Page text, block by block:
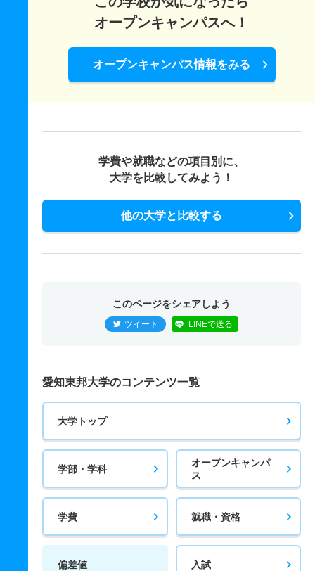
オープンキャンパスへ！
オープンキャンパス情報をみる
学費や就職などの項目別に、
大学を比較してみよう！
他の大学と比較する
このページをシェアしよう
ツイート LINEで送る
愛知東邦大学のコンテンツ一覧
大学トップ
学部・学科
オープンキャンパ
ス
学費 就職・資格
偏差値 入試